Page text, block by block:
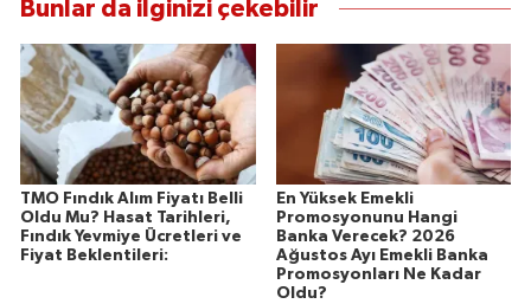
Bunlar da ilginizi çekebilir
TMO Fındık Alım Fiyatı Belli
Oldu Mu? Hasat Tarihleri,
Fındık Yevmiye Ücretleri ve
Fiyat Beklentileri:
En Yüksek Emekli
Promosyonunu Hangi
Banka Verecek? 2026
Ağustos Ayı Emekli Banka
Promosyonları Ne Kadar
Oldu?